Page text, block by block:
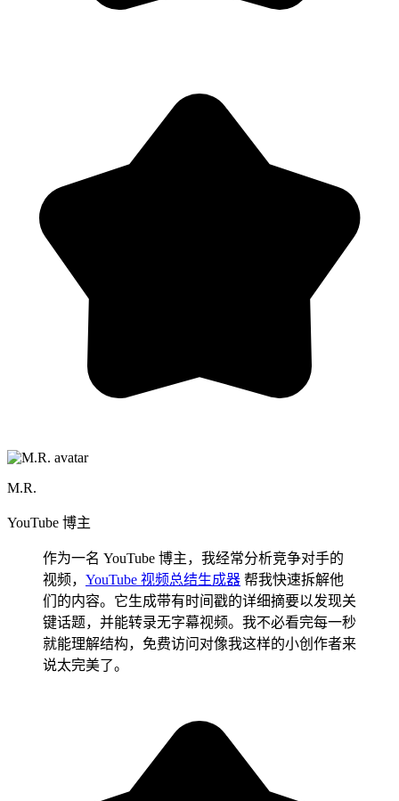
M.R.
YouTube 博主
作为一名 YouTube 博主，我经常分析竞争对手的
视频， YouTube 视频总结生成器 帮我快速拆解他
们的内容。它生成带有时间戳的详细摘要以发现关
键话题，并能转录无字幕视频。我不必看完每一秒
就能理解结构，免费访问对像我这样的小创作者来
说太完美了。